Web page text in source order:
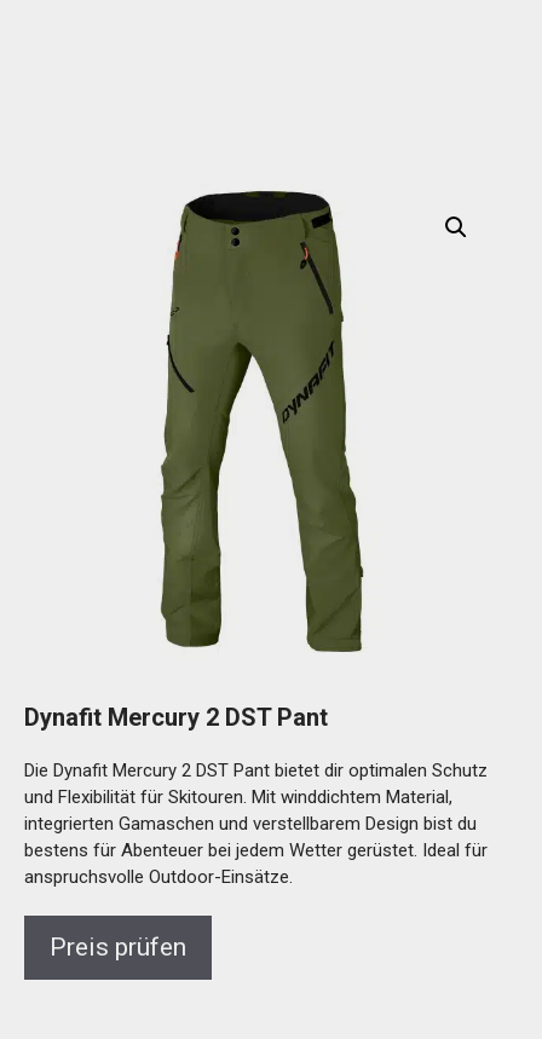
Dynafit Mercury 2 DST Pant
Die Dynafit Mercury 2 DST Pant bietet dir optimalen Schutz
und Flexibilität für Skitouren. Mit winddichtem Material,
integrierten Gamaschen und verstellbarem Design bist du
bestens für Abenteuer bei jedem Wetter gerüstet. Ideal für
anspruchsvolle Outdoor-Einsätze.
Preis prüfen